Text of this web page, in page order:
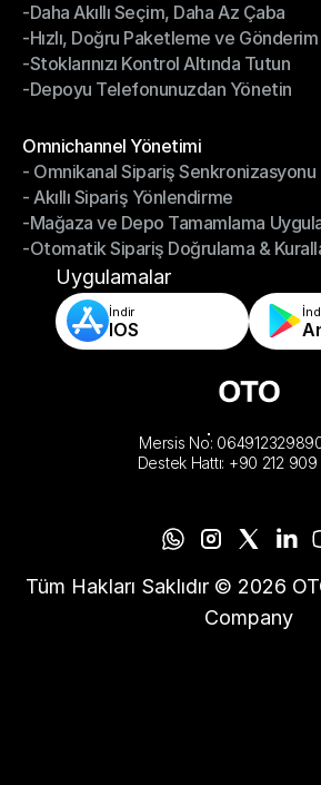
Depo Yönetimi
-Daha Akıllı Seçim, Daha Az Çaba
-Daha Akıllı Seçim, Daha Az Çaba
-Hızlı, Doğru Paketleme ve Gönderim
-Hızlı, Doğru Paketleme ve Gönderim
-Stoklarınızı Kontrol Altında Tutun
-Stoklarınızı Kontrol Altında Tutun
-Depoyu Telefonunuzdan Yönetin
Omnichannel Yönetimi
Omnichannel Yönetimi
- Omnikanal Sipariş Senkronizasyonu
- Omnikanal Sipariş Senkronizasyonu
- Akıllı Sipariş Yönlendirme
- Akıllı Sipariş Yönlendirme
-Mağaza ve Depo Tamamlama
-Mağaza ve Depo Tamamlama
-Otomatik Sipariş Doğrulama &
-Otomatik Sipariş Doğrulama &
Uygulamalar
İndir
IOS
Mersis No:
Destek Hattı: +90 212
Tüm Hakları Saklıdır © 2026
Company